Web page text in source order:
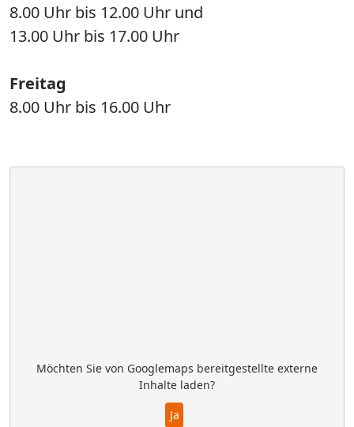
8.00 Uhr bis 12.00 Uhr und
13.00 Uhr bis 17.00 Uhr
Freitag
8.00 Uhr bis 16.00 Uhr
Möchten Sie von Googlemaps bereitgestellte externe
Inhalte laden?
Ja